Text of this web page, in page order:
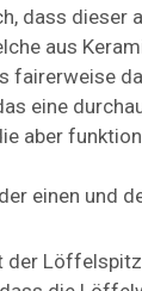
dass dieser
aus
fairerweise
eine
aber
einen und